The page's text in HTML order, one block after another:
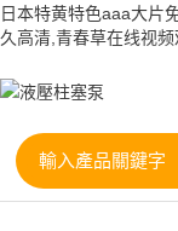
日本特黄特色aaa大片
久高清,青春草在线视频